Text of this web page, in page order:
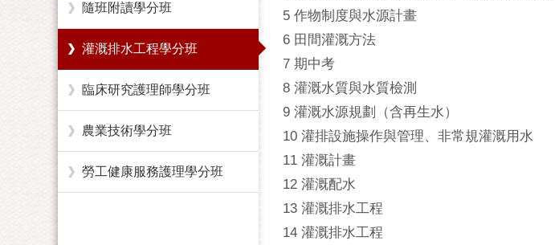
隨班附讀學分班
灌溉排水工程學分班
臨床研究護理師學分班
農業技術學分班
勞工健康服務護理學分班
5 作物制度與水源計畫
6 田間灌溉方法
7 期中考
8 灌溉水質與水質檢測
9 灌溉水源規劃（含再生水）
10 灌排設施操作與管理、非常規灌溉用水
11 灌溉計畫
12 灌溉配水
13 灌溉排水工程
14 灌溉排水工程